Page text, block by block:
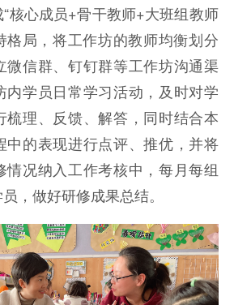
核心成员+骨干教师+大班组教师
格局，将工作坊的教师均衡划分
微信群、钉钉群等工作坊沟通渠
内学员日常学习活动，及时对学
梳理、反馈、解答，同时结合本
中的表现进行点评、推优，并将
情况纳入工作考核中，每月每组
，做好研修成果总结。